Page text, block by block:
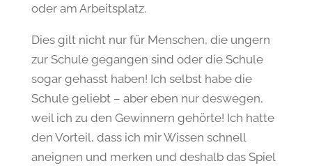
oder am Arbeitsplatz.
Dies gilt nicht nur für Menschen, die ungern
zur Schule gegangen sind oder die Schule
sogar gehasst haben! Ich selbst habe die
Schule geliebt – aber eben nur deswegen,
weil ich zu den Gewinnern gehörte! Ich hatte
den Vorteil, dass ich mir Wissen schnell
aneignen und merken und deshalb das Spiel